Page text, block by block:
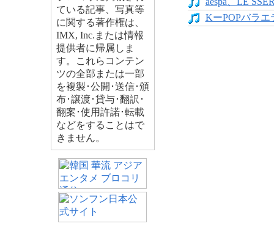
ている記事、写真等
に関する著作権は、
IMX, Inc.または情報
提供者に帰属しま
す。これらコンテン
ツの全部または一部
を複製･公開･送信･頒
布･譲渡･貸与･翻訳･
翻案･使用許諾･転載
などをすることはで
きません。
KーPOPバラエ